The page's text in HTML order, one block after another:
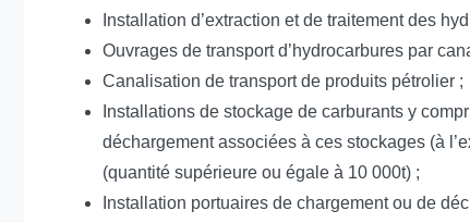
Installation d’extraction et de traitement des
Ouvrages de transport d’hydrocarbures par
Canalisation de transport de produits pétrolier ;
Installations de stockage de carburants y
déchargement associées à ces stockages (à
(quantité supérieure ou égale à 10 000t) ;
Installation portuaires de chargement ou de